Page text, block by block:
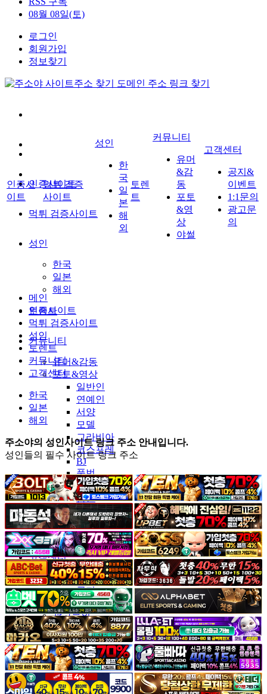
08월 08일(토)
로그인
회원가입
정보찾기
인증사이트
먹튀 검증사이트
성인
한국
일본
해외
토렌트
커뮤니티
유머&감동
포토&영상
일반인
연예인
서양
모델
그라비아
코스프레
BJ
품번
후방주의
움짤
스포츠
기타
야썰
고객센터
공지&이벤트
공지
1:1문의
광고문의
인증사
이트
먹튀 검증
사이트
성인
한
국
일
본
해
외
토렌
트
커뮤니티
유머
&감
동
포토
&영
상
야썰
고객센터
공지&
이벤트
1:1문의
광고문
의
메인
인증사이트
먹튀 검증사이트
성인
토렌트
커뮤니티
고객센터
한국
일본
해외
주소야의 성인사이트 링크 주소 안내입니다.
성인들의 필수 사이트 링크 주소